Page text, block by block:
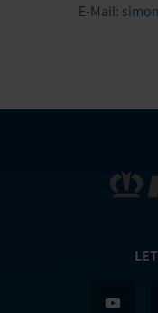
E-Mail: